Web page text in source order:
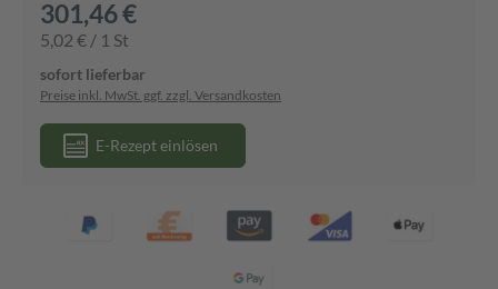
301,46 €
5,02 € / 1 St
sofort lieferbar
Preise inkl. MwSt. ggf. zzgl. Versandkosten
E-Rezept einlösen